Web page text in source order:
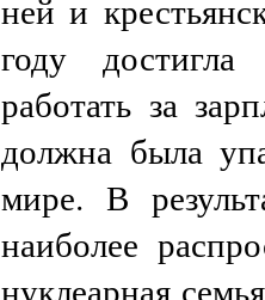
ней и
году
работать за
должна была
мире. В
наиболее
нуклеарная